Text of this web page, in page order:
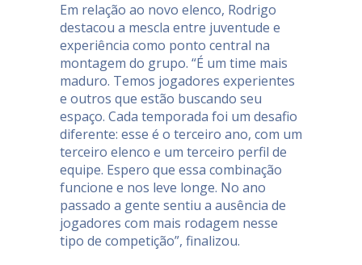
Em relação ao novo elenco, Rodrigo
destacou a mescla entre juventude e
experiência como ponto central na
montagem do grupo. “É um time mais
maduro. Temos jogadores experientes
e outros que estão buscando seu
espaço. Cada temporada foi um desafio
diferente: esse é o terceiro ano, com um
terceiro elenco e um terceiro perfil de
equipe. Espero que essa combinação
funcione e nos leve longe. No ano
passado a gente sentiu a ausência de
jogadores com mais rodagem nesse
tipo de competição”, finalizou.